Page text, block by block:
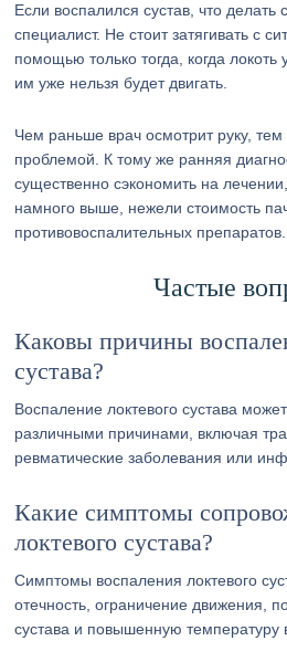
Если воспалился сустав, что делать
специалист. Не стоит затягивать с
помощью только тогда, когда локоть
им уже нельзя будет двигать.
Чем раньше врач осмотрит руку, тем
проблемой. К тому же ранняя
существенно сэкономить на
намного выше, нежели стоимость
противовоспалительных
Частые
Каковы причины
сустава?
Воспаление локтевого сустава
различными причинами, включая
ревматические заболевания или
Какие симптомы
локтевого сустава?
Симптомы воспаления локтевого
отечность, ограничение движения,
сустава и повышенную температуру